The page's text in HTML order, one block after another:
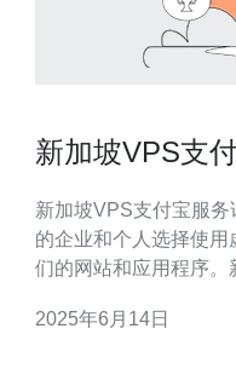
新加坡VPS支
新加坡VPS支付宝服务详解 在当今数字化时代，
的企业和个人选择使
们的网站和应用程序。
最大的第三方支付平台
2025年6月14日